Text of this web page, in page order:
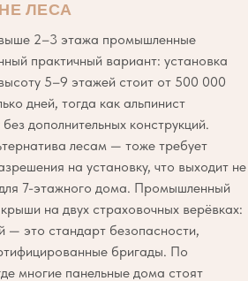
ЛЕСА
2–3 этажа промышленные
практичный вариант: установка
5–9 этажей стоит от 500 000
дней, тогда как альпинист
дополнительных конструкций.
лесам — тоже требует
на установку, что выходит не
7-этажного дома. Промышленный
на двух страховочных верёвках:
— это стандарт безопасности,
бригады. По
многие панельные дома стоят